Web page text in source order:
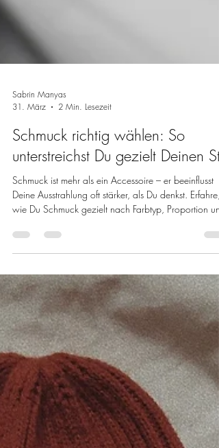
Sabrin Manyas
31. März
2 Min. Lesezeit
Schmuck richtig wählen: So
unterstreichst Du gezielt Deinen Stil
Schmuck ist mehr als ein Accessoire – er beeinflusst
Deine Ausstrahlung oft stärker, als Du denkst. Erfahre,
Stil auswählst und Deinem Look mehr Klarheit,
und Persönlichkeit verleihst.